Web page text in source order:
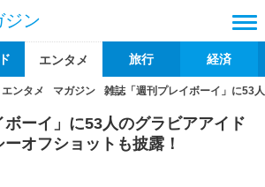
ジン
エンタメ 旅行 経済
エンタメ マガジン 雑誌「週刊プレイボーイ」に53
ーイ」に53人のグラビアアイド
オフショットも披露！